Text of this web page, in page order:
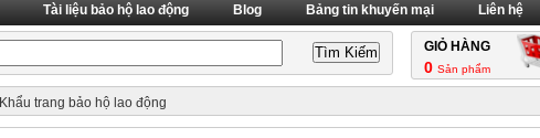
Tài liệu bảo hộ lao động Blog Bảng tin khuyến mại Liên hệ
GIỎ HÀNG
0 Sản phẩm
Khẩu trang bảo hộ lao động